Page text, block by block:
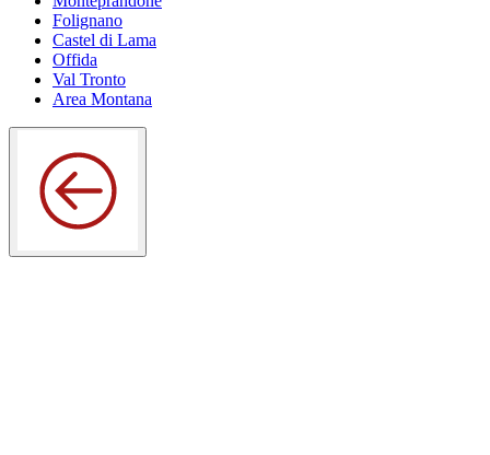
Folignano
Castel di Lama
Offida
Val Tronto
Area Montana